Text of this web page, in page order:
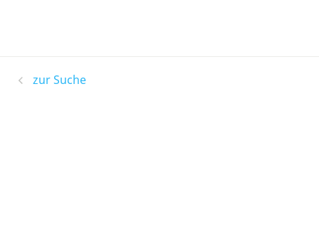
zur Suche